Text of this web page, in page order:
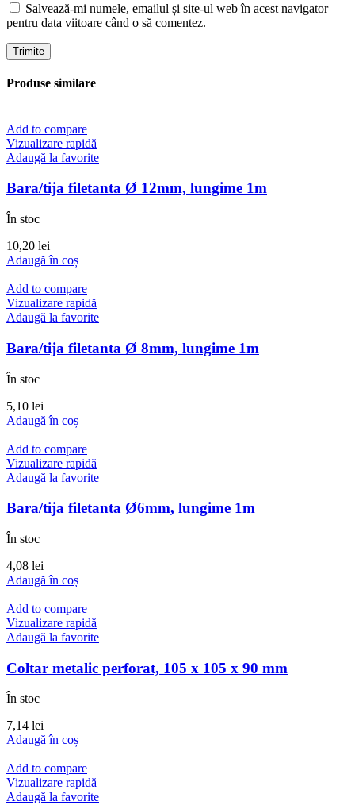
Salvează-mi numele, emailul și site-ul web în acest navigator
pentru data viitoare când o să comentez.
Produse similare
Add to compare
Vizualizare rapidă
Adaugă la favorite
Bara/tija filetanta Ø 12mm, lungime 1m
În stoc
10,20 lei
Adaugă în coș
Add to compare
Vizualizare rapidă
Adaugă la favorite
Bara/tija filetanta Ø 8mm, lungime 1m
În stoc
5,10 lei
Adaugă în coș
Add to compare
Vizualizare rapidă
Adaugă la favorite
Bara/tija filetanta Ø6mm, lungime 1m
În stoc
4,08 lei
Adaugă în coș
Add to compare
Vizualizare rapidă
Adaugă la favorite
Coltar metalic perforat, 105 x 105 x 90 mm
În stoc
7,14 lei
Adaugă în coș
Add to compare
Vizualizare rapidă
Adaugă la favorite